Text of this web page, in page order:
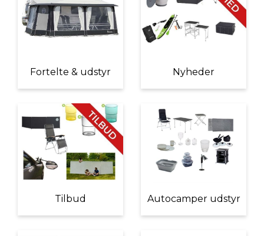
Fortelte & udstyr Nyheder
Tilbud Autocamper udstyr